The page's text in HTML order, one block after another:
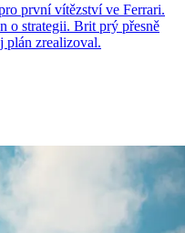
první vítězství ve Ferrari.
o strategii. Brit prý přesně
plán zrealizoval.